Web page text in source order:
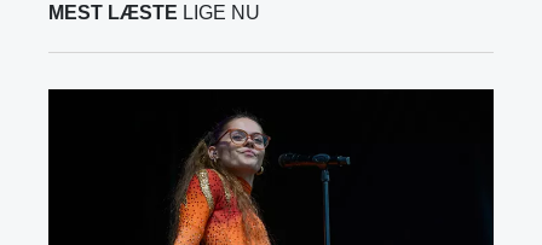
MEST LÆSTE LIGE NU